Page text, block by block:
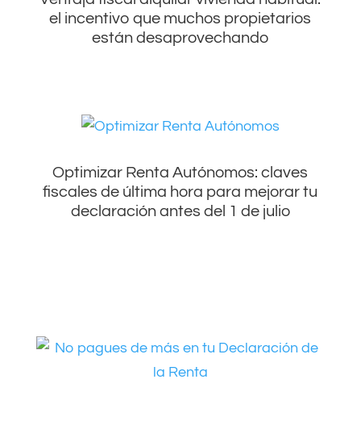
el incentivo que muchos propietarios
están desaprovechando
Optimizar Renta Autónomos: claves
fiscales de última hora para mejorar tu
declaración antes del 1 de julio